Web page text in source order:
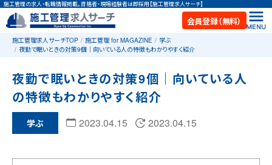
施工管理の求人・転職情報掲載。資格者・現場経験者は即採用【施工管理求人サーチ】
会員登録（無料）
施工管理求人サーチTOP 施工管理 for MAGAZINE
学ぶ
夜勤で眠いときの対策9個｜向いている人の特徴もわかりやすく紹介
夜勤で眠いときの対策9個｜向いている人
の特徴もわかりやすく紹介
学ぶ 2023.04.15 2023.04.15